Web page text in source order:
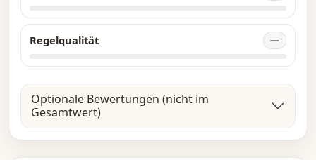
Regelqualität —
Optionale Bewertungen (nicht im
Gesamtwert)